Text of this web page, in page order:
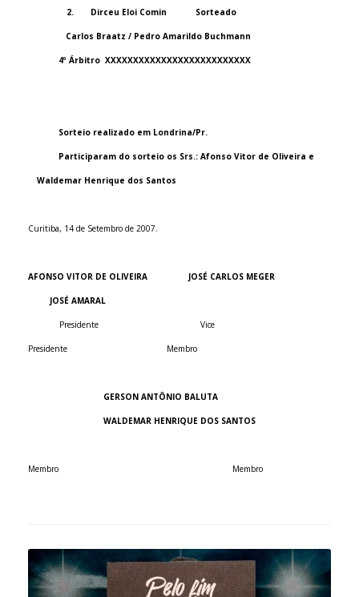
2. Dirceu Eloi Comin Sorteado
Carlos Braatz / Pedro Amarildo Buchmann
4º Árbitro XXXXXXXXXXXXXXXXXXXXXXXXXX
Sorteio realizado em Londrina/Pr.
Participaram do sorteio os Srs.: Afonso Vitor de Oliveira e
Waldemar Henrique dos Santos
Curitiba, 14 de Setembro de 2007.
AFONSO VITOR DE OLIVEIRA JOSÉ CARLOS MEGER
JOSÉ AMARAL
Presidente Vice
Presidente Membro
GERSON ANTÔNIO BALUTA
WALDEMAR HENRIQUE DOS SANTOS
Membro Membro